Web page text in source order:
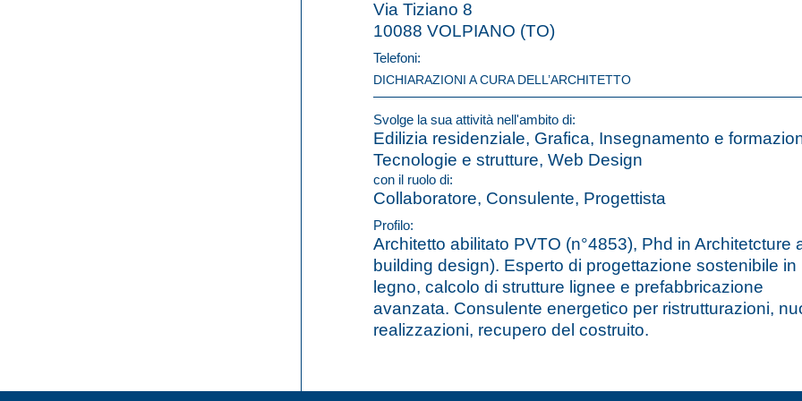
Via Tiziano 8
10088 VOLPIANO (TO)
Telefoni:
DICHIARAZIONI A CURA DELL’ARCHITETTO
Svolge la sua attività nell'ambito di:
Edilizia residenziale, Grafica, Insegnamento e
Tecnologie e strutture, Web Design
con il ruolo di:
Collaboratore, Consulente, Progettista
Profilo:
Architetto abilitato PVTO (n°4853), Phd in Architetcture
building design). Esperto di progettazione sostenibile in
legno, calcolo di strutture lignee e prefabbricazione
avanzata. Consulente energetico per ristrutturazioni,
realizzazioni, recupero del costruito.